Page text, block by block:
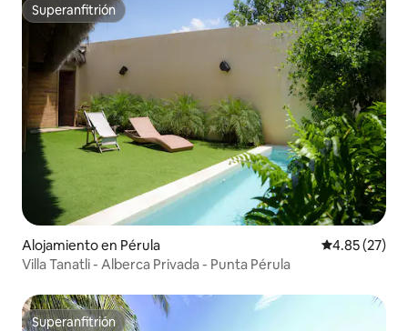
Superanfitrión
Superanfitrión
Alojamiento en Pérula Calificación
4.85 (27)
Villa Tanatli - Alberca Privada - Punta Pérula
Superanfitrión